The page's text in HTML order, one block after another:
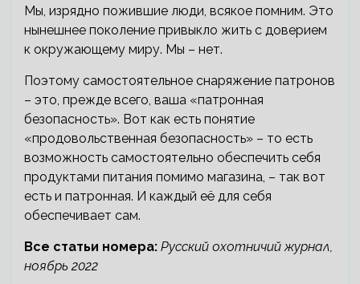
Мы, изрядно пожившие люди, всякое помним. Это
нынешнее поколение привыкло жить с доверием
к окружающему миру. Мы – нет.
Поэтому самостоятельное снаряжение патронов
– это, прежде всего, ваша «патронная
безопасность». Вот как есть понятие
«продовольственная безопасность» – то есть
возможность самостоятельно обеспечить себя
продуктами питания помимо магазина, – так вот
есть и патронная. И каждый её для себя
обеспечивает сам.
Все статьи номера: Русский охотничий журнал,
ноябрь 2022